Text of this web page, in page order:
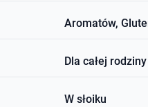
Aromatów,
Dla całej rodziny
W słoiku